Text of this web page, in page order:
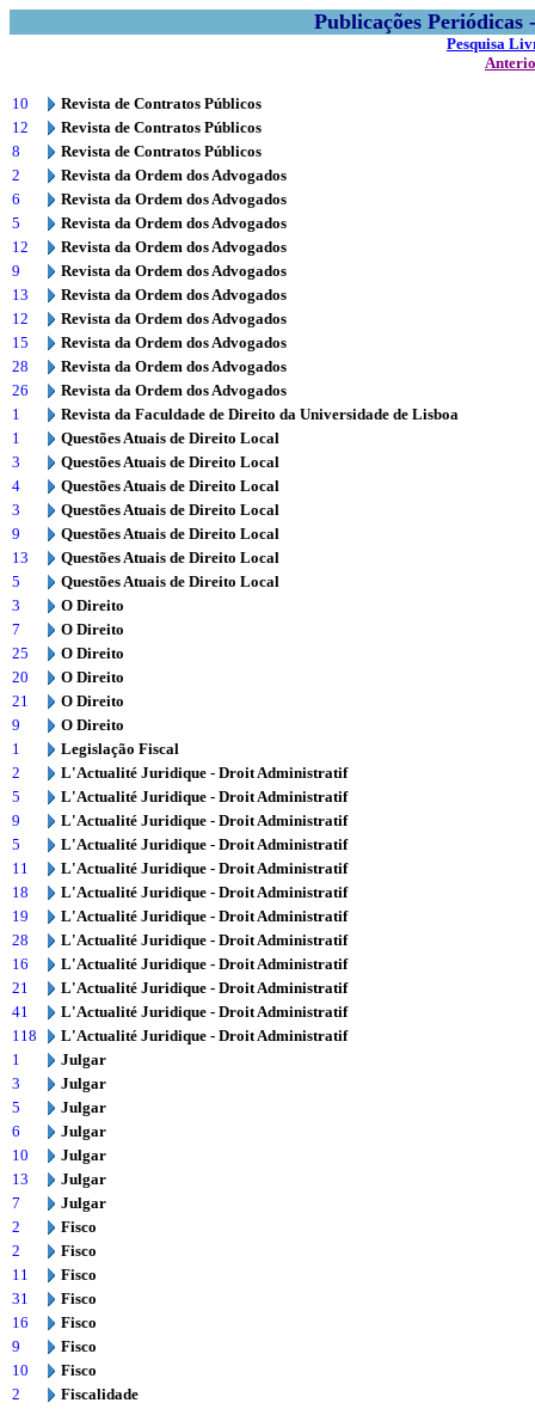
Publicações
Pesquisa
10
Revista de Contratos Públicos
12
Revista de Contratos Públicos
8
Revista de Contratos Públicos
2
Revista da Ordem dos Advogados
6
Revista da Ordem dos Advogados
5
Revista da Ordem dos Advogados
12
Revista da Ordem dos Advogados
9
Revista da Ordem dos Advogados
13
Revista da Ordem dos Advogados
12
Revista da Ordem dos Advogados
15
Revista da Ordem dos Advogados
28
Revista da Ordem dos Advogados
26
Revista da Ordem dos Advogados
1
Revista da Faculdade de Direito da Universidade de Lisboa
1
Questões Atuais de Direito Local
3
Questões Atuais de Direito Local
4
Questões Atuais de Direito Local
3
Questões Atuais de Direito Local
9
Questões Atuais de Direito Local
13
Questões Atuais de Direito Local
5
Questões Atuais de Direito Local
3
O Direito
7
O Direito
25
O Direito
20
O Direito
21
O Direito
9
O Direito
1
Legislação Fiscal
2
L'Actualité Juridique - Droit Administratif
5
L'Actualité Juridique - Droit Administratif
9
L'Actualité Juridique - Droit Administratif
5
L'Actualité Juridique - Droit Administratif
11
L'Actualité Juridique - Droit Administratif
18
L'Actualité Juridique - Droit Administratif
19
L'Actualité Juridique - Droit Administratif
28
L'Actualité Juridique - Droit Administratif
16
L'Actualité Juridique - Droit Administratif
21
L'Actualité Juridique - Droit Administratif
41
L'Actualité Juridique - Droit Administratif
118
L'Actualité Juridique - Droit Administratif
1
Julgar
3
Julgar
5
Julgar
6
Julgar
10
Julgar
13
Julgar
7
Julgar
2
Fisco
2
Fisco
11
Fisco
31
Fisco
16
Fisco
9
Fisco
10
Fisco
2
Fiscalidade